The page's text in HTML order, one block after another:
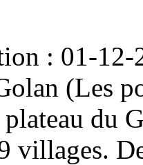
: 01-
(Les
du
villages.